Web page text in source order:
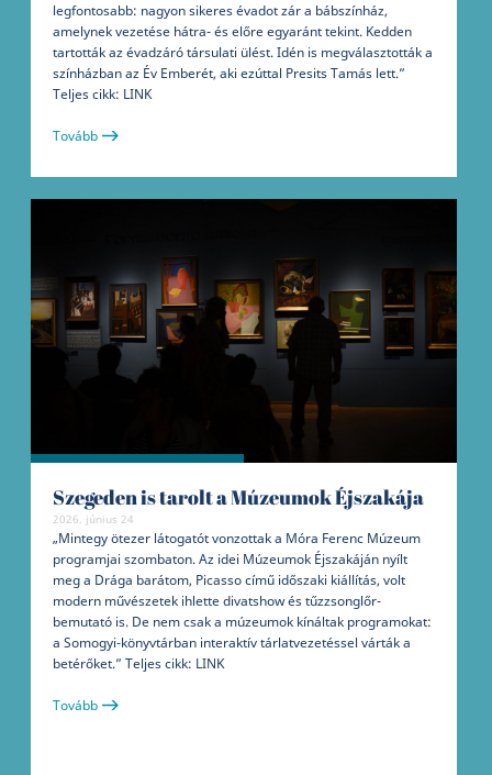
legfontosabb: nagyon sikeres évadot zár a bábszínház,
amelynek vezetése hátra- és előre egyaránt tekint. Kedden
tartották az évadzáró társulati ülést. Idén is megválasztották a
színházban az Év Emberét, aki ezúttal Presits Tamás lett.”
Teljes cikk: LINK
Tovább
Szegeden is tarolt a Múzeumok Éjszakája
2026. június 24
„Mintegy ötezer látogatót vonzottak a Móra Ferenc Múzeum
programjai szombaton. Az idei Múzeumok Éjszakáján nyílt
meg a Drága barátom, Picasso című időszaki kiállítás, volt
modern művészetek ihlette divatshow és tűzzsonglőr-
bemutató is. De nem csak a múzeumok kínáltak programokat:
a Somogyi-könyvtárban interaktív tárlatvezetéssel várták a
betérőket.” Teljes cikk: LINK
Tovább